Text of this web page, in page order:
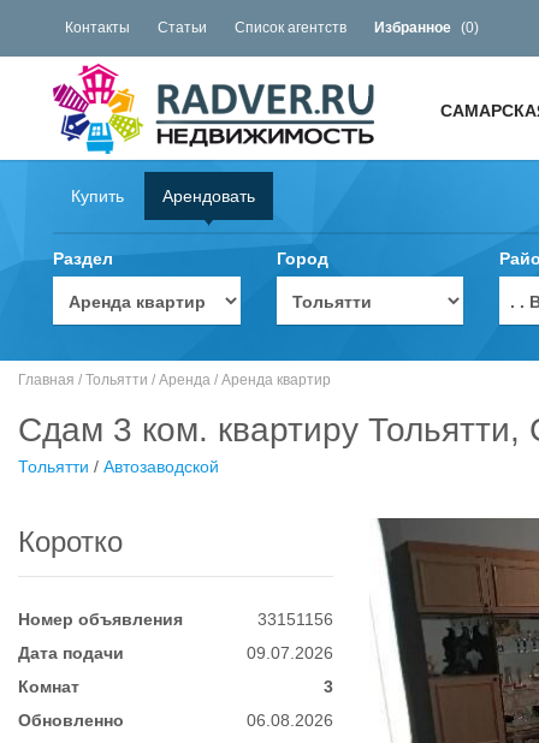
Контакты Статьи Список агентств Избранное (0)
Купить Арендовать
Раздел Город
. .
Главная / Тольятти / Аренда / Аренда квартир
Сдам 3 ком. квартиру Тольятти,
Тольятти / Автозаводской
Коротко
Номер объявления
33151156
Дата подачи
09.07.2026
Комнат
3
Обновленно
06.08.2026